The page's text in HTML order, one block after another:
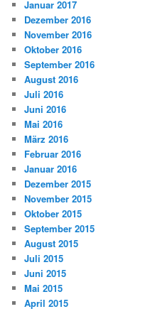
Januar 2017
Dezember 2016
November 2016
Oktober 2016
September 2016
August 2016
Juli 2016
Juni 2016
Mai 2016
März 2016
Februar 2016
Januar 2016
Dezember 2015
November 2015
Oktober 2015
September 2015
August 2015
Juli 2015
Juni 2015
Mai 2015
April 2015